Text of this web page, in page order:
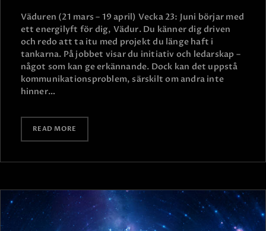
Väduren (21 mars – 19 april) Vecka 23: Juni börjar med
ett energilyft för dig, Vädur. Du känner dig driven
och redo att ta itu med projekt du länge haft i
tankarna. På jobbet visar du initiativ och ledarskap –
något som kan ge erkännande. Dock kan det uppstå
kommunikationsproblem, särskilt om andra inte
hinner…
READ MORE